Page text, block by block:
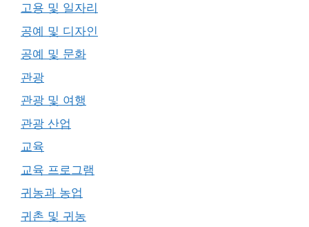
고용 및 일자리
공예 및 디자인
공예 및 문화
관광
관광 및 여행
관광 산업
교육
교육 프로그램
귀농과 농업
귀촌 및 귀농